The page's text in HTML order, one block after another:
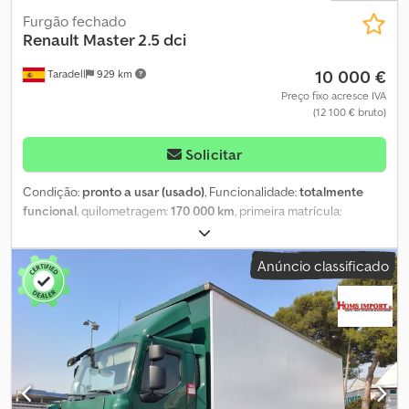
Taradell 929 km
Furgão fechado
Renault Master 2.5 dci
10 000 €
Preço fixo acresce IVA
(12 100 € bruto)
Solicitar
Condição: pronto a usar (usado), Funcionalidade:totalmente
funcional, quilometragem:170 000 km, primeira matrícula:
diesel
diurna, 🚚 Renault Master 2.5 dCi 114 CV – Transporte de cavalos e
pôneis – Carta de condução B À venda Renault Master 2.5 dCi de
114 CV, com carroçaria e adaptações para o transporte de cavalos
e pôneis. Veículo muito bem conservado, utilizado por um centro
hípico e em perfeito estado de funcionamento. Ideal para
centros de equitação, escolas de equitação, criadores ou
particulares que necessitem de um veículo fiável e prático para o
transporte de animais. Características principais: ✅ Renault
Master 2.5 dCi – 114 CV ✅ Ano 2002 ✅ 173.000 km ✅ Inspeção
Anúncio classificado